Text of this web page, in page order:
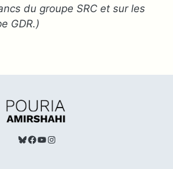
du groupe SRC et sur les
GDR.)
Bluesky
Facebook
TouTube
Instagram